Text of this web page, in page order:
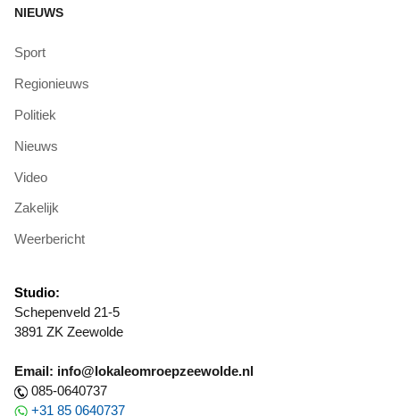
NIEUWS
Sport
Regionieuws
Politiek
Nieuws
Video
Zakelijk
Weerbericht
Studio:
Schepenveld 21-5
3891 ZK Zeewolde
Email: info@lokaleomroepzeewolde.nl
085-0640737
+31 85 0640737